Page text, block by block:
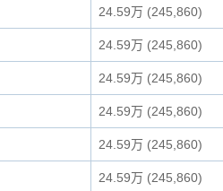
24.59万 (245,860)
24.59万 (245,860)
24.59万 (245,860)
24.59万 (245,860)
24.59万 (245,860)
24.59万 (245,860)